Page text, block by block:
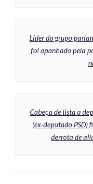
Líder do grupo
foi apanhado pela
Cabeça de lista a
(ex-deputado PSD)
derrota de